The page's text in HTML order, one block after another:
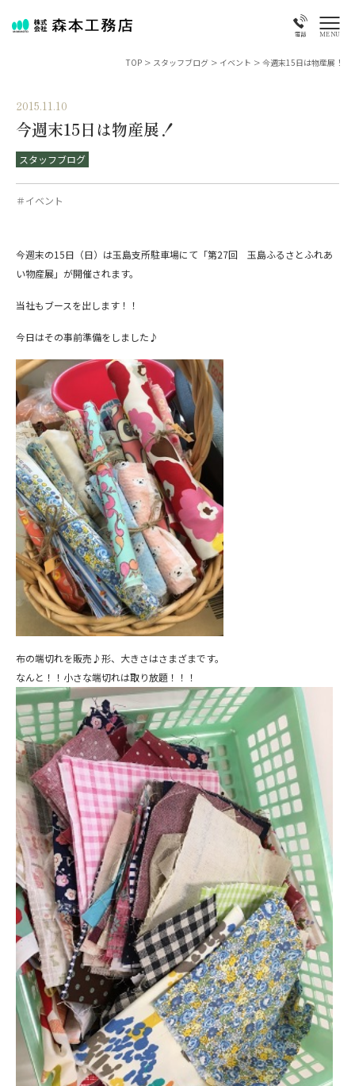
電話 MENU
TOP > スタッフブログ > イベント > 今週末15日は物産展！
2015.11.10
今週末15日は物産展！
スタッフブログ
＃イベント
今週末の15日（日）は玉島支所駐車場にて「第27回 玉島ふるさとふれあ
い物産展」が開催されます。
当社もブースを出します！！
今日はその事前準備をしました♪
布の端切れを販売♪形、大きさはさまざまです。
なんと！！小さな端切れは取り放題！！！